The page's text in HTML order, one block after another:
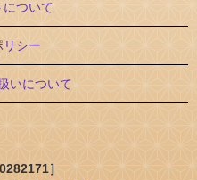
について
リシー
いについて
］